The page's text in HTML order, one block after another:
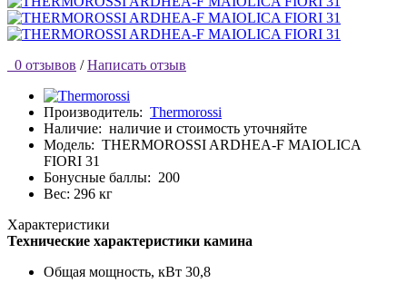
0 отзывов / Написать отзыв
Производитель: Thermorossi
Наличие: наличие и стоимость уточняйте
Модель: THERMOROSSI ARDHEA-F MAIOLICA
FIORI 31
Бонусные баллы: 200
Вес: 296 кг
Характеристики
Технические характеристики камина
Общая мощность, кВт 30,8